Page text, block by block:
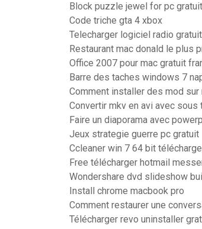
Block puzzle jewel for pc
Code triche gta 4 xbox
Telecharger logiciel radio
Restaurant mac donald le plus
Office 2007 pour mac gratuit
Barre des taches windows 7
Comment installer des mod
Convertir mkv en avi avec
Faire un diaporama avec
Jeux strategie guerre pc gratuit
Ccleaner win 7 64 bit
Free télécharger hotmail
Wondershare dvd slideshow
Install chrome macbook pro
Comment restaurer une
Télécharger revo uninstaller